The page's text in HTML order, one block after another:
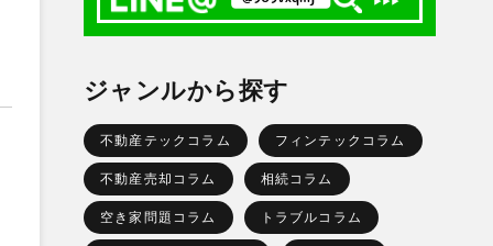
ジャンルから探す
不動産テックコラム フィンテックコラム
不動産売却コラム 相続コラム
空き家問題コラム トラブルコラム